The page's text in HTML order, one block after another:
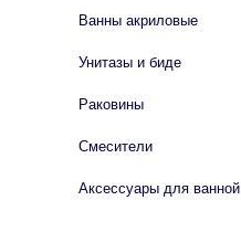
Ванны акриловые
Унитазы и биде
Раковины
Смесители
Аксессуары для ванной